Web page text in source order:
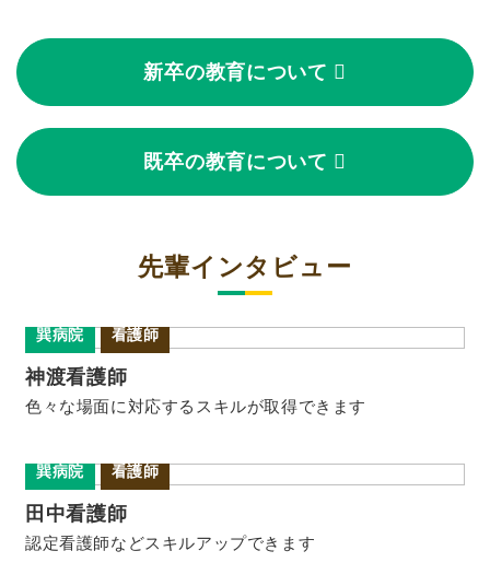
新卒の教育について
既卒の教育について
先輩インタビュー
巽病院 看護師
神渡看護師
色々な場面に対応するスキルが取得できます
巽病院 看護師
田中看護師
認定看護師などスキルアップできます